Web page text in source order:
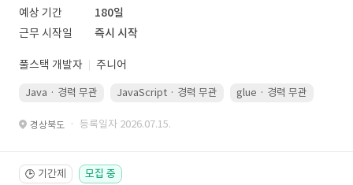
예상 기간
180일
근무 시작일
즉시 시작
풀스택 개발자 주니어
Java · 경력 무관 JavaScript · 경력 무관 glue · 경력 무관
경상북도 · 등록일자 2026.07.15.
🕒 기간제 모집 중